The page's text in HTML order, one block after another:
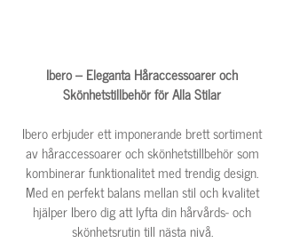
Ibero – Eleganta Håraccessoarer och
Skönhetstillbehör för Alla Stilar
Ibero erbjuder ett imponerande brett sortiment
av håraccessoarer och skönhetstillbehör som
kombinerar funktionalitet med trendig design.
Med en perfekt balans mellan stil och kvalitet
hjälper Ibero dig att lyfta din hårvårds- och
skönhetsrutin till nästa nivå.